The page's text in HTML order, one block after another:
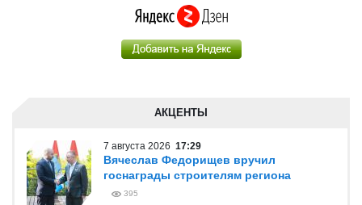
АКЦЕНТЫ
7 августа 2026 17:29
Вячеслав Федорищев вручил
госнаграды строителям региона
395